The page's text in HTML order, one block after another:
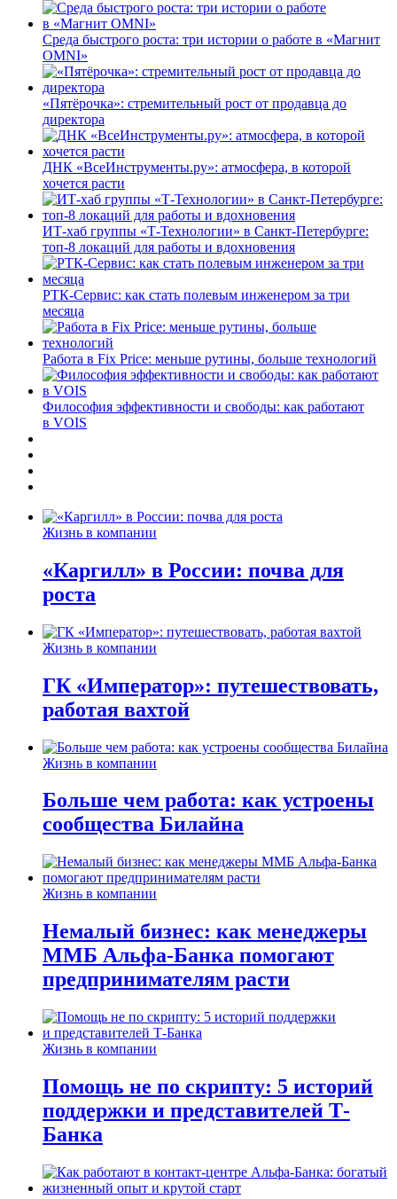
Среда быстрого роста: три истории о работе в «Магнит
OMNI»
«Пятёрочка»: стремительный рост от продавца до
директора
ДНК «ВсеИнструменты.ру»: атмосфера, в которой
хочется расти
ИТ-хаб группы «Т-Технологии» в Санкт-Петербурге:
топ-8 локаций для работы и вдохновения
РТК-Сервис: как стать полевым инженером за три
месяца
Работа в Fix Price: меньше рутины, больше технологий
Философия эффективности и свободы: как работают
в VOIS
Жизнь в компании
«Каргилл» в России: почва для
роста
Жизнь в компании
ГК «Император»: путешествовать,
работая вахтой
Жизнь в компании
Больше чем работа: как устроены
сообщества Билайна
Жизнь в компании
Немалый бизнес: как менеджеры
ММБ Альфа-Банка помогают
предпринимателям расти
Жизнь в компании
Помощь не по скрипту: 5 историй
поддержки и представителей Т-
Банка